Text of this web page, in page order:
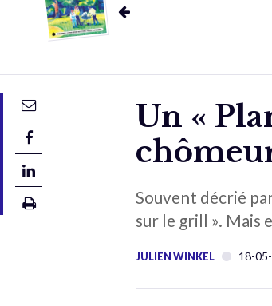
Un «
Souvent décrié
sur le grill ». Mais
JULIEN WINKEL 18-